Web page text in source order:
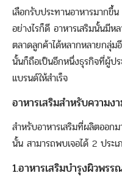
เลือกรับประทานอาหารมากขึ้
อย่างไรก็ดี อาหารเสริมนั้นมี
ตลาดลูกค้าได้หลากหลายกลุ่ม
นั้นก็ถือเป็นอีกหนึ่งธุรกิจที่ผู้ปร
แบรนด์ให้สำเร็จ
อาหารเสริมสำหรับความ
สำหรับอาหารเสริมที่ผลิตออก
นั้น สามารถพบเจอได้ 2 ประ
1.อาหารเสริมบำรุงผิวพรร